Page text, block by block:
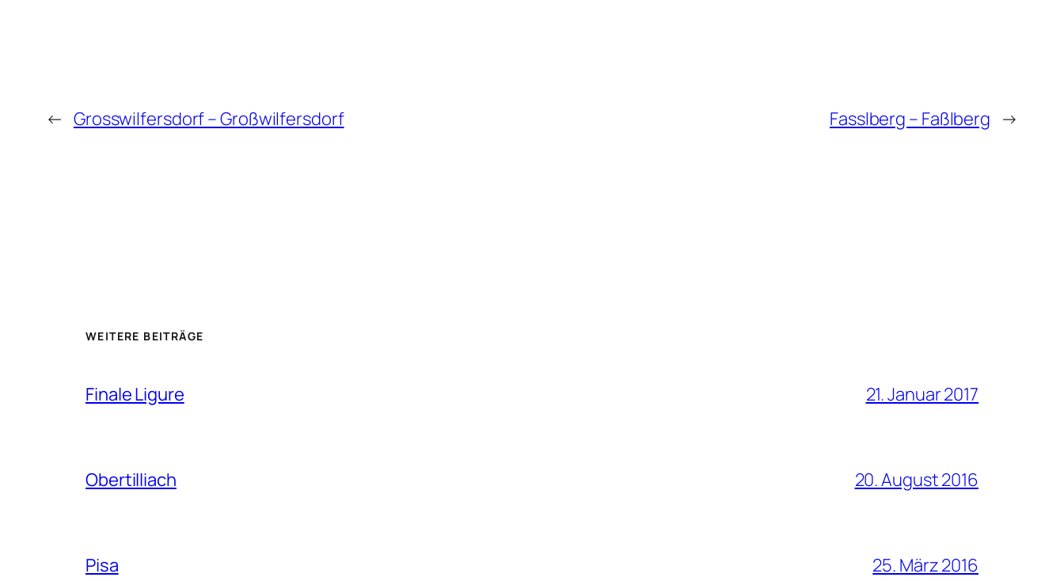
← Grosswilfersdorf – Großwilfersdorf Fasslberg – Faßlberg →
WEITERE BEITRÄGE
Finale Ligure 21. Januar 2017
Obertilliach 20. August 2016
Pisa 25. März 2016